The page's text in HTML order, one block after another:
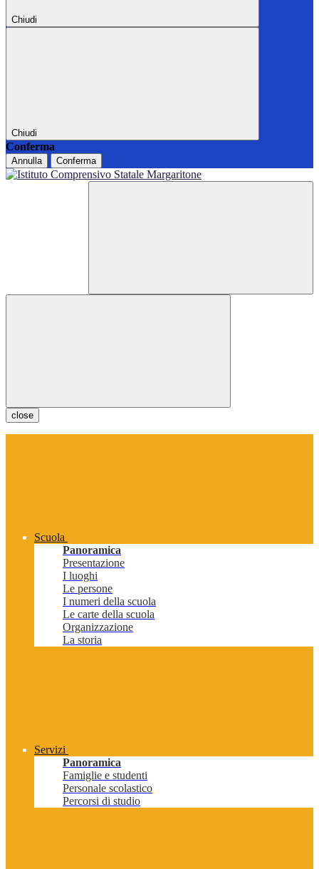
Chiudi
Chiudi
Conferma
Annulla Conferma
close
Scuola
Panoramica
Presentazione
I luoghi
Le persone
I numeri della scuola
Le carte della scuola
Organizzazione
La storia
Servizi
Panoramica
Famiglie e studenti
Personale scolastico
Percorsi di studio